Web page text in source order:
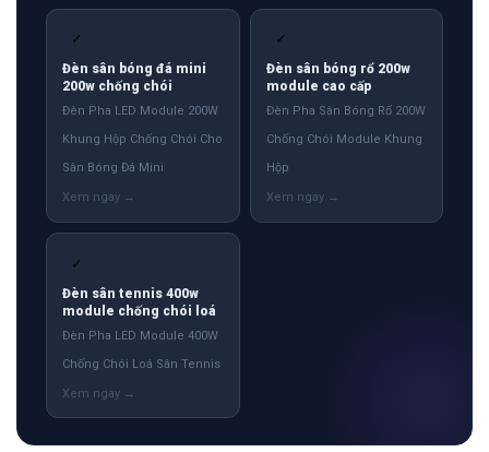
✓
Đèn sân bóng đá mini
200w chống chói
Đèn Pha LED Module 200W
Khung Hộp Chống Chói Cho
Sân Bóng Đá Mini
✓
Đèn sân bóng rổ 200w
module cao cấp
Đèn Pha Sân Bóng Rổ 200W
Chống Chói Module Khung
Hộp
✓
Đèn sân tennis 400w
module chống chói loá
Đèn Pha LED Module 400W
Chống Chói Loá Sân Tennis